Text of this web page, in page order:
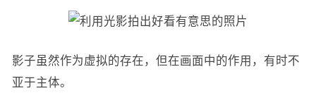
影子虽然作为虚拟的存在，但在画面中的作用，有时不
亚于主体。